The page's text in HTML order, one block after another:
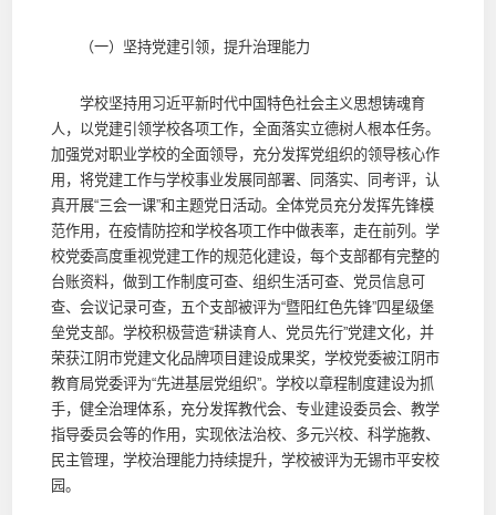
（一）坚持党建引领，提升治理能力
学校坚持用习近平新时代中国特色社会主义思想铸魂育
人，以党建引领学校各项工作，全面落实立德树人根本任务。
加强党对职业学校的全面领导，充分发挥党组织的领导核心作
用，将党建工作与学校事业发展同部署、同落实、同考评，认
真开展“三会一课”和主题党日活动。全体党员充分发挥先锋模
范作用，在疫情防控和学校各项工作中做表率，走在前列。学
校党委高度重视党建工作的规范化建设，每个支部都有完整的
台账资料，做到工作制度可查、组织生活可查、党员信息可
查、会议记录可查，五个支部被评为“暨阳红色先锋”四星级堡
垒党支部。学校积极营造“耕读育人、党员先行”党建文化，并
荣获江阴市党建文化品牌项目建设成果奖，学校党委被江阴市
教育局党委评为“先进基层党组织”。学校以章程制度建设为抓
手，健全治理体系，充分发挥教代会、专业建设委员会、教学
指导委员会等的作用，实现依法治校、多元兴校、科学施教、
民主管理，学校治理能力持续提升，学校被评为无锡市平安校
园。